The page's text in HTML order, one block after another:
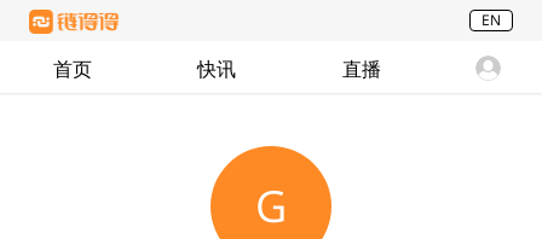
EN
首页 快讯 直播
G